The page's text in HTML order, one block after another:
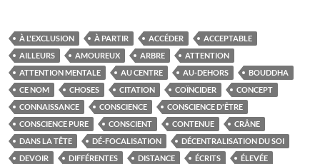
À L'EXCLUSION À PARTIR ACCÉDER
ACCEPTABLE
AILLEURS
AMOUREUX ARBRE
ATTENTION
ATTENTION MENTALE
AU CENTRE AU-DEHORS
BOUDDHA
CE NOM
CHOSES CITATION COÏNCIDER
CONCEPT
CONNAISSANCE
CONSCIENCE
CONSCIENCE D'ÊTRE
CONSCIENCE PURE
CONSCIENT CONTENUE
CRÂNE
DANS LA TÊTE
DÉ-FOCALISATION
DÉCENTRALISATION DU SOI
DEVOIR
DIFFÉRENTES DISTANCE ÉCRITS
ÉLEVÉE